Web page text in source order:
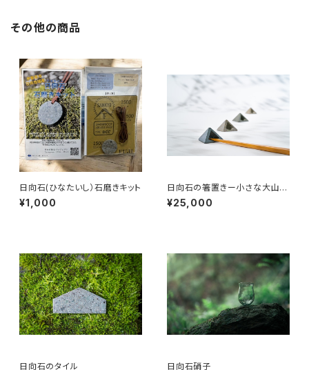
その他の商品
日向石(ひなたいし）石磨きキット
¥1,000
日向石の箸置きー小さな大山を
食卓へー
¥25,000
日向石のタイル 日向石硝子